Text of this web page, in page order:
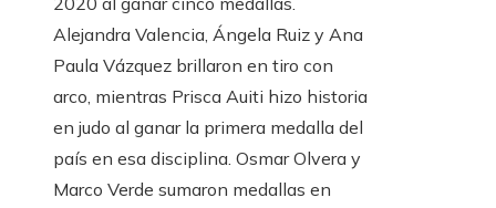
Alejandra Valencia, Ángela Ruiz y Ana
Paula Vázquez brillaron en tiro con
arco, mientras Prisca Auiti hizo historia
en judo al ganar la primera medalla del
país en esa disciplina. Osmar Olvera y
Marco Verde sumaron medallas en